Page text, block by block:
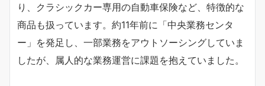
り、クラシックカー専用の自動車保険など、特徴的な
商品も扱っています。約11年前に「中央業務センタ
ー」を発足し、一部業務をアウトソーシングしていま
したが、属人的な業務運営に課題を抱えていました。